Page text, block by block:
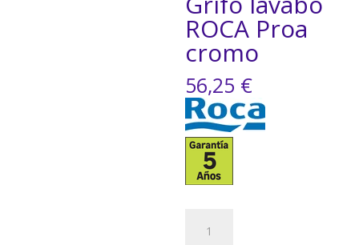
ROCA Proa
cromo
56,25 €
lavabo